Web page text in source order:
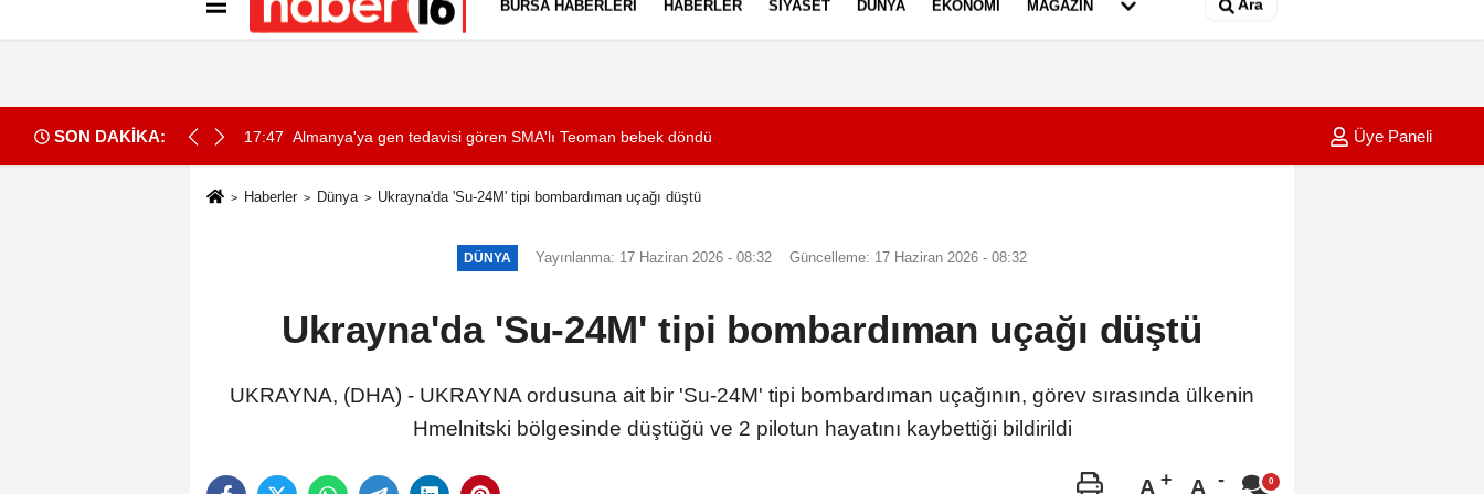
İletişim Gizlilik İlkeleri
BURSA HABERLERI HABERLER SIYASET DÜNYA EKONOMI MAGAZIN Ara
SON DAKİKA:
Recep Tayyip Erdoğan Camii'nde incelemede bulundu
17:47 Almanya'ya gen tedavisi gören SMA'lı Teoman bebek döndü 27 yıl önce silahlı saldırıda hayatın kaybeden madenci başkanı anıldı 17:36
Üye Paneli
Haberler Dünya Ukrayna'da 'Su-24M' tipi bombardıman uçağı düştü
DÜNYA Yayınlanma: 17 Haziran 2026 - 08:32 Güncelleme: 17 Haziran 2026 - 08:32
Ukrayna'da 'Su-24M' tipi bombardıman uçağı düştü
UKRAYNA, (DHA) - UKRAYNA ordusuna ait bir 'Su-24M' tipi bombardıman uçağının, görev sırasında ülkenin
Hmelnitski bölgesinde düştüğü ve 2 pilotun hayatını kaybettiği bildirildi
A A